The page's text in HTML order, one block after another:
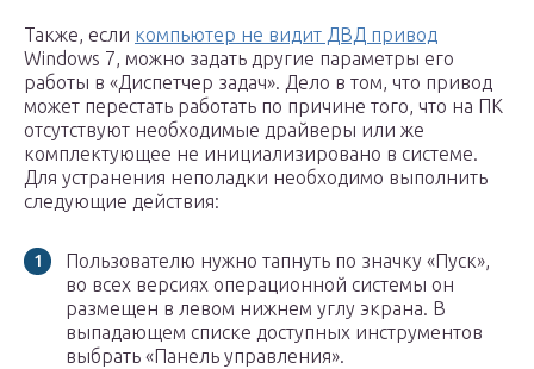
Также, если компьютер не видит ДВД привод
Windows 7, можно задать другие параметры его
работы в «Диспетчер задач». Дело в том, что привод
может перестать работать по причине того, что на ПК
отсутствуют необходимые драйверы или же
комплектующее не инициализировано в системе.
Для устранения неполадки необходимо выполнить
следующие действия:
Пользователю нужно тапнуть по значку «Пуск»,
во всех версиях операционной системы он
размещен в левом нижнем углу экрана. В
выпадающем списке доступных инструментов
выбрать «Панель управления».